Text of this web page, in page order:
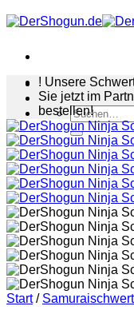
Zum
Inhalt
Suchen
nach:
! Unsere
Sie jetzt im
bestellen!
Start /